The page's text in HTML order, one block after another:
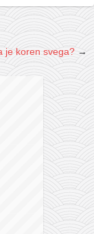
je koren svega? →